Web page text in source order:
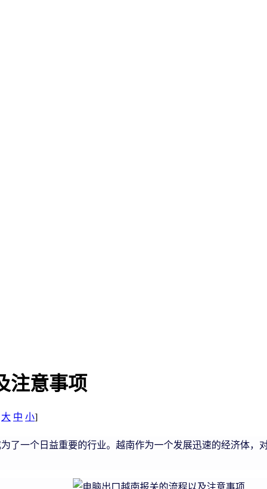
注意事项
大 中 小]
了一个日益重要的行业。越南作为一个发展迅速的经济体，